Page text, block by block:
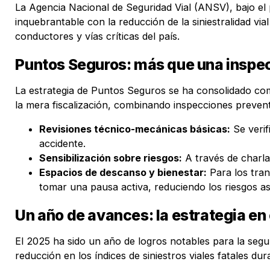
La Agencia Nacional de Seguridad Vial (ANSV), bajo
inquebrantable con la reducción de la siniestralidad
conductores y vías críticas del país.
Puntos Seguros: más que una
La estrategia de Puntos Seguros se ha consolidado
la mera fiscalización, combinando inspecciones
Revisiones técnico-mecánicas básicas: Se
accidente.
Sensibilización sobre riesgos: A través de
Espacios de descanso y bienestar: Para los
tomar una pausa activa, reduciendo los riesgos
Un año de avances: la estrategia
El 2025 ha sido un año de logros notables para la
reducción en los índices de siniestros viales fatales